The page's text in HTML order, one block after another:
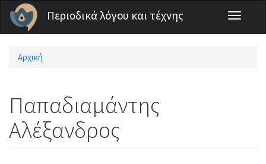
Παράκαμψη προς το κυρίως περιεχόμενο
Περιοδικά λόγου και τέχνης
Toggle
Είστε εδώ
Αρχική
Παπαδιαμάντης
Αλέξανδρος